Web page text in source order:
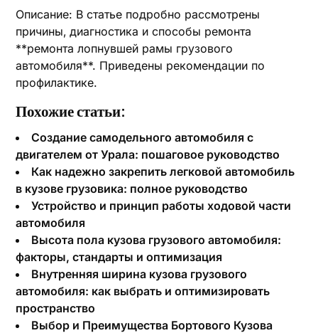
Описание: В статье подробно рассмотрены
причины‚ диагностика и способы ремонта
**ремонта лопнувшей рамы грузового
автомобиля**. Приведены рекомендации по
профилактике.
Похожие статьи:
Создание самодельного автомобиля с
двигателем от Урала: пошаговое руководство
Как надежно закрепить легковой автомобиль
в кузове грузовика: полное руководство
Устройство и принцип работы ходовой части
автомобиля
Высота пола кузова грузового автомобиля:
факторы, стандарты и оптимизация
Внутренняя ширина кузова грузового
автомобиля: как выбрать и оптимизировать
пространство
Выбор и Преимущества Бортового Кузова